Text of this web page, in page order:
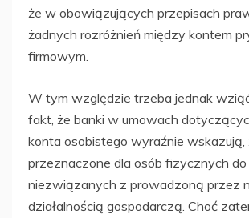
że w obowiązujących przepisach
żadnych rozróżnień między kontem
firmowym.
W tym względzie trzeba jednak
fakt, że banki w umowach
konta osobistego wyraźnie wskazują,
przeznaczone dla osób fizycznych
niezwiązanych z prowadzoną przez
działalnością gospodarczą. Choć